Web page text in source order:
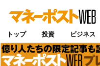
トップ 投資 ビジネス